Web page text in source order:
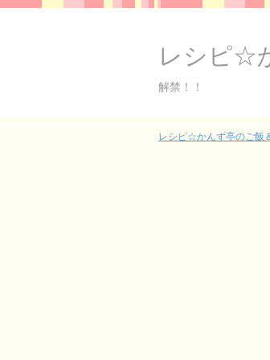
レシピ☆
解禁！！
レシピ☆かんず亭のご飯